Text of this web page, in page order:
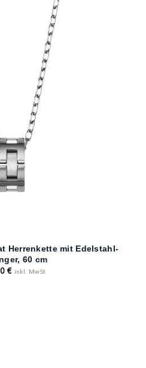
Herrenkette mit Edelstahl-
60 cm
€ inkl. MwSt